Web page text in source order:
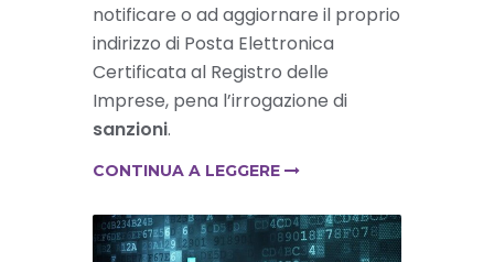
notificare o ad aggiornare il proprio
indirizzo di Posta Elettronica
Certificata al Registro delle
Imprese, pena l’irrogazione di
sanzioni.
CONTINUA A LEGGERE